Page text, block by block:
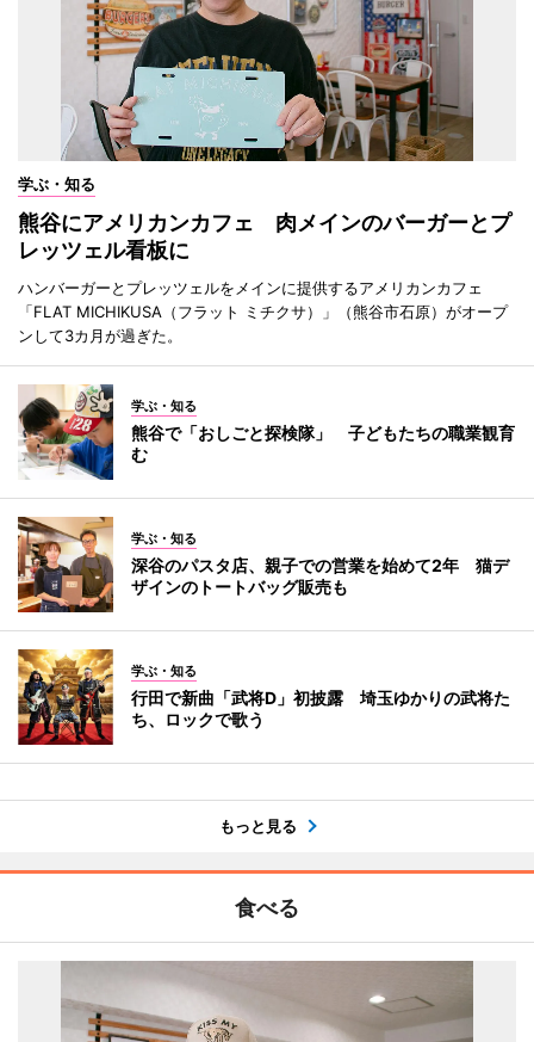
学ぶ・知る
熊谷にアメリカンカフェ 肉メインのバーガーとプ
レッツェル看板に
ハンバーガーとプレッツェルをメインに提供するアメリカンカフェ
「FLAT MICHIKUSA（フラット ミチクサ）」（熊谷市石原）がオープ
ンして3カ月が過ぎた。
学ぶ・知る
熊谷で「おしごと探検隊」 子どもたちの職業観育
む
学ぶ・知る
深谷のパスタ店、親子での営業を始めて2年 猫デ
ザインのトートバッグ販売も
学ぶ・知る
行田で新曲「武将D」初披露 埼玉ゆかりの武将た
ち、ロックで歌う
もっと見る
食べる